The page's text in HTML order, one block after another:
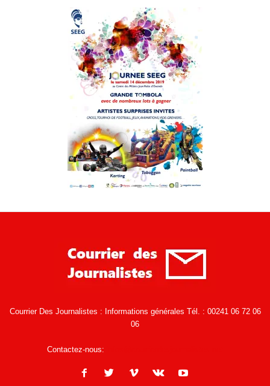
Courrier Des Journalistes : Informations générales Tél. : 00241 06 72 06
06
Contactez-nous: